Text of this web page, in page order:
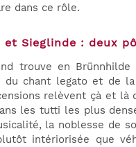
dans ce rôle.
et Sieglinde : deux
trouve en
du chant legato et de
relèvent çà et là
les tutti les plus
la noblesse de
intériorisée que